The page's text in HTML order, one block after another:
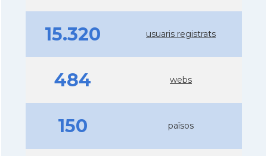
15.320 usuaris registrats
484 webs
150 països